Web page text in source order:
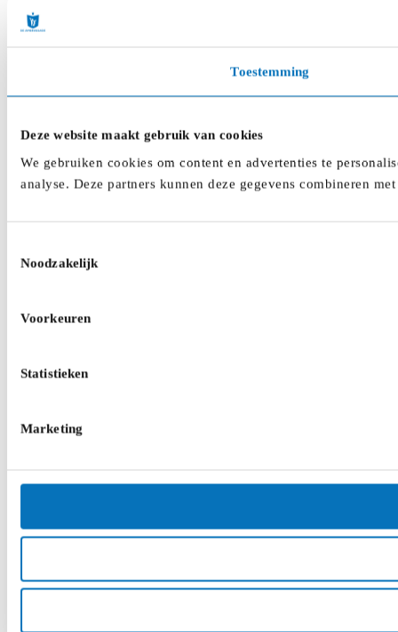
Toestemming
Deze website maakt gebruik van cookies
We gebruiken cookies om content en advertenties te
analyse. Deze partners kunnen deze gegevens combineren
Noodzakelijk
Voorkeuren
Statistieken
Marketing